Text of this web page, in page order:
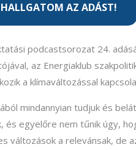
AZ ADÁST!
podcastsorozat 24.
az Energiaklub
a klímaváltozással
mindannyian tudjuk és
és egyelőre nem tűnik úgy,
változások a relevánsak, de